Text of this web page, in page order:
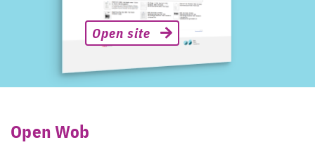
Open site
Open Wob